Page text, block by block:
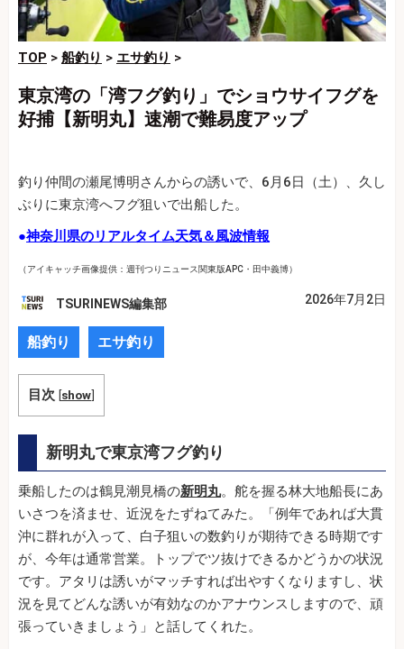
TOP > 船釣り > エサ釣り >
東京湾の「湾フグ釣り」でショウサイフグを
好捕【新明丸】速潮で難易度アップ
釣り仲間の瀬尾博明さんからの誘いで、6月6日（土）、久し
ぶりに東京湾へフグ狙いで出船した。
●神奈川県のリアルタイム天気＆風波情報
（アイキャッチ画像提供：週刊つりニュース関東版APC・田中義博）
TSURINEWS編集部 2026年7月2日
船釣り エサ釣り
目次 [show]
新明丸で東京湾フグ釣り
乗船したのは鶴見潮見橋の新明丸。舵を握る林大地船長にあ
いさつを済ませ、近況をたずねてみた。「例年であれば大貫
沖に群れが入って、白子狙いの数釣りが期待できる時期です
が、今年は通常営業。トップでツ抜けできるかどうかの状況
です。アタリは誘いがマッチすれば出やすくなりますし、状
況を見てどんな誘いが有効なのかアナウンスしますので、頑
張っていきましょう」と話してくれた。